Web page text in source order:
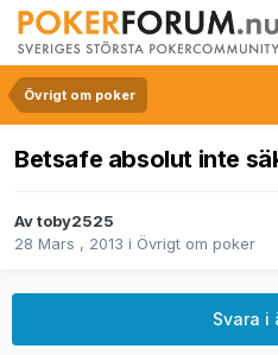
Övrigt om poker
Betsafe absolut inte
Avtoby2525
28 Mars , 2013 i Övrigt om poker
Svara i